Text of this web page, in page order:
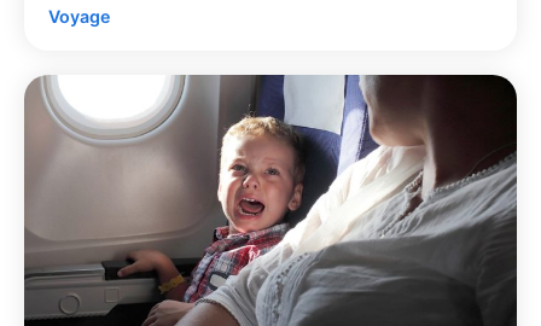
Voyage